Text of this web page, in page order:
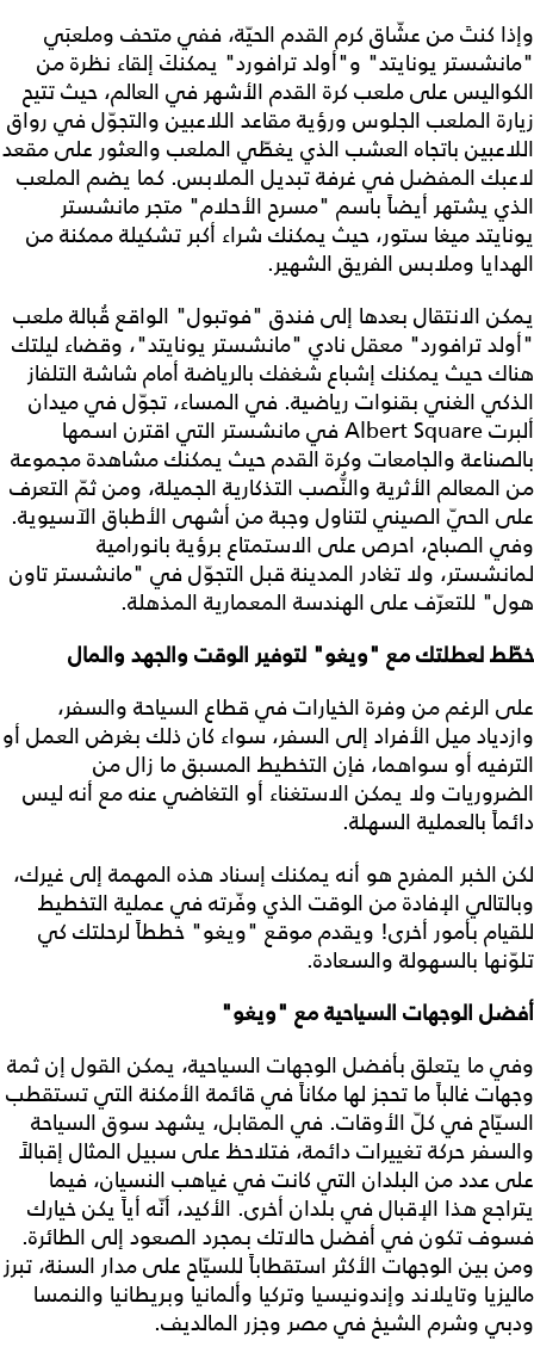
وإذا كنتَ من عشّاق كرم القدم الحيّة، ففي متحف وملعبَي
"مانشستر يونايتد" و"أولد ترافورد" يمكنكَ إلقاء نظرة من
الكواليس على ملعب كرة القدم الأشهر في العالم، حيث تتيح
زيارة الملعب الجلوس ورؤية مقاعد اللاعبين والتجوّل في رواق
اللاعبين باتجاه العشب الذي يغطّي الملعب والعثور على مقعد
لاعبك المفضل في غرفة تبديل الملابس. كما يضم الملعب
الذي يشتهر أيضاً باسم "مسرح الأحلام" متجر مانشستر
يونايتد ميغا ستور، حيث يمكنك شراء أكبر تشكيلة ممكنة من
الهدايا وملابس الفريق الشهير.
يمكن الانتقال بعدها إلى فندق "فوتبول" الواقع قُبالة ملعب
"أولد ترافورد" معقل نادي "مانشستر يونايتد"، وقضاء ليلتك
هناك حيث يمكنك إشباع شغفك بالرياضة أمام شاشة التلفاز
الذكي الغني بقنوات رياضية. في المساء، تجوّل في ميدان
ألبرت Albert Square في مانشستر التي اقترن اسمها
بالصناعة والجامعات وكرة القدم حيث يمكنك مشاهدة مجموعة
من المعالم الأثرية والنُّصب التذكارية الجميلة، ومن ثمّ التعرف
على الحيّ الصيني لتناول وجبة من أشهى الأطباق الآسيوية.
وفي الصباح، احرص على الاستمتاع برؤية بانورامية
لمانشستر، ولا تغادر المدينة قبل التجوّل في "مانشستر تاون
هول" للتعرّف على الهندسة المعمارية المذهلة.
خطّط لعطلتك مع "ويغو" لتوفير الوقت والجهد والمال
على الرغم من وفرة الخيارات في قطاع السياحة والسفر،
وازدياد ميل الأفراد إلى السفر، سواء كان ذلك بغرض العمل أو
الترفيه أو سواهما، فإن التخطيط المسبق ما زال من
الضروريات ولا يمكن الاستغناء أو التغاضي عنه مع أنه ليس
دائماً بالعملية السهلة.
لكن الخبر المفرح هو أنه يمكنك إسناد هذه المهمة إلى غيرك،
وبالتالي الإفادة من الوقت الذي وفّرته في عملية التخطيط
للقيام بأمور أخرى! ويقدم موقع "ويغو" خططاً لرحلتك كي
تلوّنها بالسهولة والسعادة.
أفضل الوجهات السياحية مع "ويغو"
وفي ما يتعلق بأفضل الوجهات السياحية، يمكن القول إن ثمة
وجهات غالباً ما تحجز لها مكاناً في قائمة الأمكنة التي تستقطب
السيّاح في كلّ الأوقات. في المقابل، يشهد سوق السياحة
والسفر حركة تغييرات دائمة، فتلاحظ على سبيل المثال إقبالاً
على عدد من البلدان التي كانت في غياهب النسيان، فيما
يتراجع هذا الإقبال في بلدان أخرى. الأكيد، أنّه أياً يكن خيارك
فسوف تكون في أفضل حالاتك بمجرد الصعود إلى الطائرة.
ومن بين الوجهات الأكثر استقطاباً للسيّاح على مدار السنة، تبرز
ماليزيا وتايلاند وإندونيسيا وتركيا وألمانيا وبريطانيا والنمسا
ودبي وشرم الشيخ في مصر وجزر المالديف.